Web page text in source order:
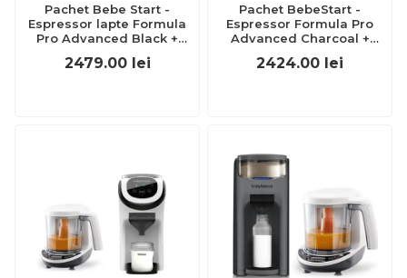
Pachet Bebe Start -
Espressor lapte Formula
Pro Advanced Black +
Maker Deluxe de la Baby
2479.00 lei
Pachet BebeStart -
Espressor Formula Pro
Advanced Charcoal +
2424.00 lei